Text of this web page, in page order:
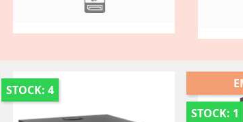
STOCK: 4
STOCK: 1